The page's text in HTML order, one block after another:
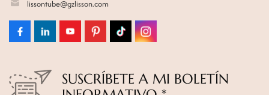
lissontube@gzlisson.com
SUSCRÍBETE A MI BOLETÍN